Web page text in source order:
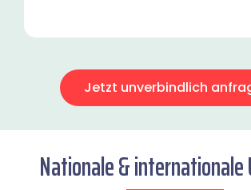
Jetzt unverbindlich
Nationale & internationale